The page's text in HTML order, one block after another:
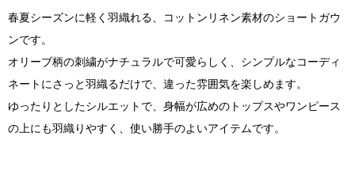
春夏シーズンに軽く羽織れる、コットンリネン素材のショートガウ
ンです。
オリーブ柄の刺繍がナチュラルで可愛らしく、シンプルなコーディ
ネートにさっと羽織るだけで、違った雰囲気を楽しめます。
ゆったりとしたシルエットで、身幅が広めのトップスやワンピース
の上にも羽織りやすく、使い勝手のよいアイテムです。